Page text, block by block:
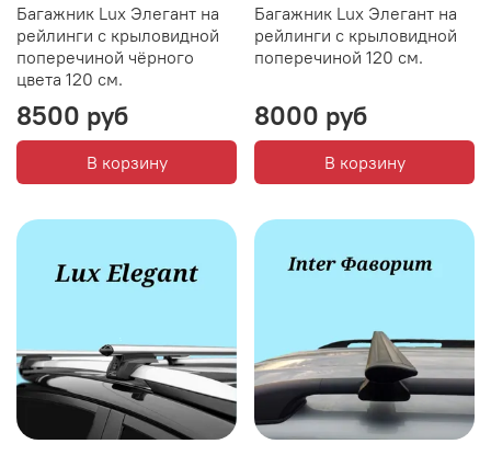
Багажник Lux Элегант на
рейлинги с крыловидной
поперечиной чёрного
цвета 120 см.
8500 руб
В корзину
Багажник Lux Элегант на
рейлинги с крыловидной
поперечиной 120 см.
8000 руб
В корзину